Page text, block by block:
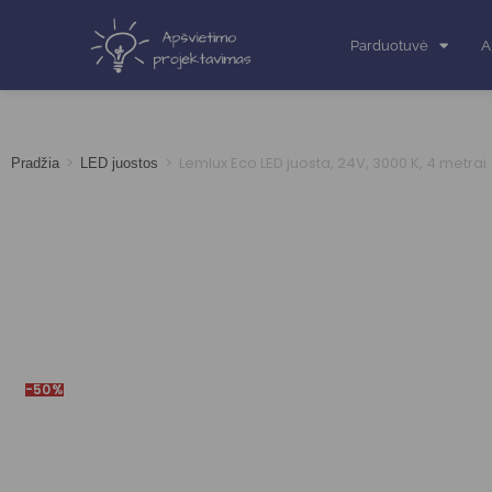
Parduotuvė
Pradžia > LED juostos > Lemlux Eco LED juosta, 24V, 3000 K, 4 metrai
-50%